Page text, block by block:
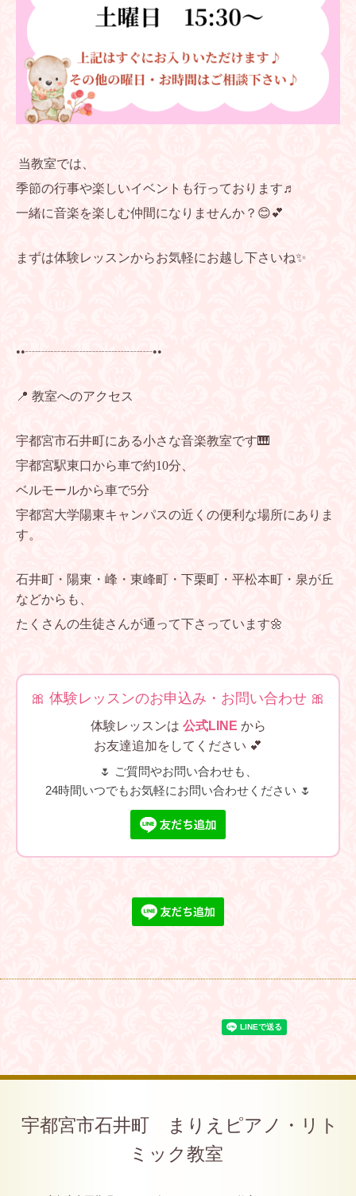
当教室では、
季節の行事や楽しいイベントも行っております♬
一緒に音楽を楽しむ仲間になりませんか？😊💕
まずは体験レッスンからお気軽にお越し下さいね✨
••┈┈┈┈┈┈┈┈┈┈••
📍 教室へのアクセス
宇都宮市石井町にある小さな音楽教室です🎹
宇都宮駅東口から車で約10分、
ベルモールから車で5分
宇都宮大学陽東キャンパスの近くの便利な場所にありま
す。
石井町・陽東・峰・東峰町・下栗町・平松本町・泉が丘
などからも、
たくさんの生徒さんが通って下さっています🌼
🎀 体験レッスンのお申込み・お問い合わせ 🎀
体験レッスンは 公式LINE から
お友達追加をしてください 💕
🌷 ご質問やお問い合わせも、
24時間いつでもお気軽にお問い合わせください 🌷
宇都宮市石井町 まりえピアノ・リト
ミック教室